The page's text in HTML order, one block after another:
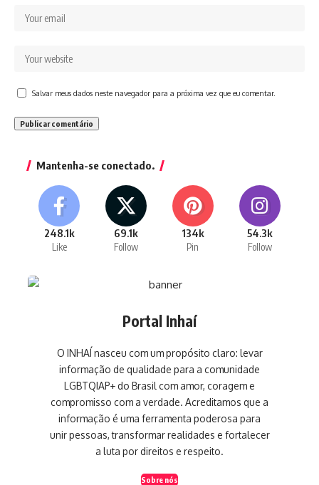
Salvar meus dados neste navegador para a próxima vez que eu comentar.
Mantenha-se conectado.
248.1k
Like
69.1k
Follow
134k
Pin
54.3k
Follow
Portal Inhaí
O INHAÍ nasceu com um propósito claro: levar
informação de qualidade para a comunidade
LGBTQIAP+ do Brasil com amor, coragem e
compromisso com a verdade. Acreditamos que a
informação é uma ferramenta poderosa para
unir pessoas, transformar realidades e fortalecer
a luta por direitos e respeito.
Sobre nós